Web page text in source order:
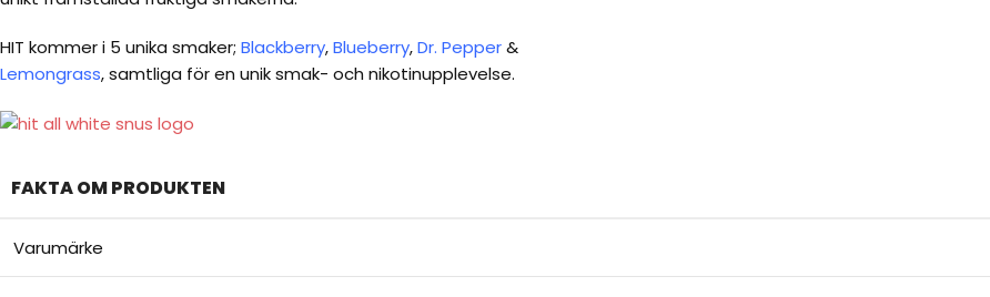
HIT kommer i 5 unika smaker; Blackberry,Blueberry,Dr. Pepper&
Lemongrass, samtliga för en unik smak- och nikotinupplevelse.
FAKTA OM PRODUKTEN
Varumärke